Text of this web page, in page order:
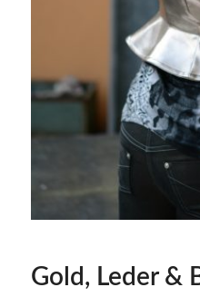
Gold, Leder &